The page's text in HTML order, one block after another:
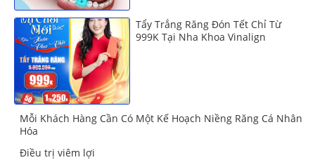
Tẩy Trắng Răng Đón Tết Chỉ Từ
999K Tại Nha Khoa Vinalign
Mỗi Khách Hàng Cần Có Một Kế Hoạch Niềng Răng Cá Nhân
Hóa
Điều trị viêm lợi